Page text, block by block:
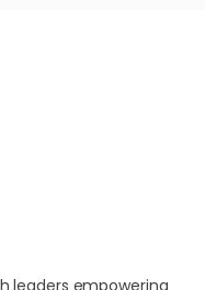
leaders empowering